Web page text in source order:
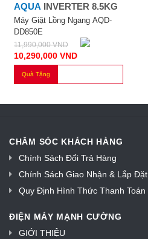
AQUA INVERTER 8.5KG
Máy Giặt Lồng Ngang AQD-
DD850E
11,990,000VND
10,290,000 VND
Quà Tặng
CHĂM SÓC KHÁCH HÀNG
Chính Sách Đổi Trả Hàng
Chính Sách Giao Nhận & Lắp Đặt
Quy Định Hình Thức Thanh Toán
ĐIỆN MÁY MẠNH CƯỜNG
GIỚI THIỆU